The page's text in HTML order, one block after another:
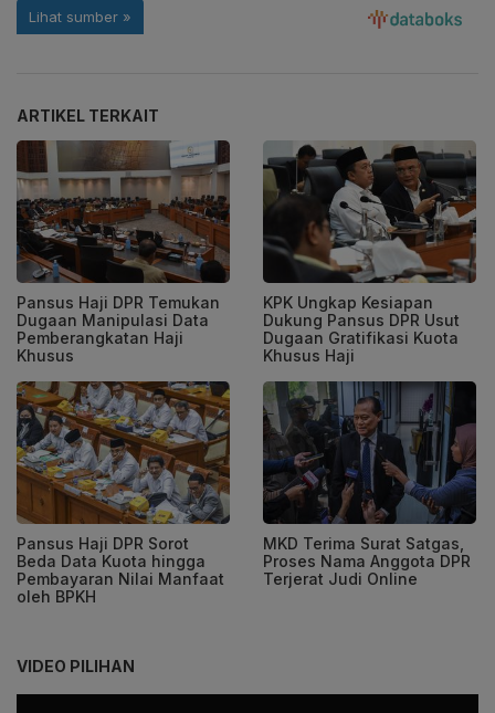
ARTIKEL TERKAIT
Pansus Haji DPR Temukan
Dugaan Manipulasi Data
Pemberangkatan Haji
Khusus
KPK Ungkap Kesiapan
Dukung Pansus DPR Usut
Dugaan Gratifikasi Kuota
Khusus Haji
Pansus Haji DPR Sorot
Beda Data Kuota hingga
Pembayaran Nilai Manfaat
oleh BPKH
MKD Terima Surat Satgas,
Proses Nama Anggota DPR
Terjerat Judi Online
VIDEO PILIHAN